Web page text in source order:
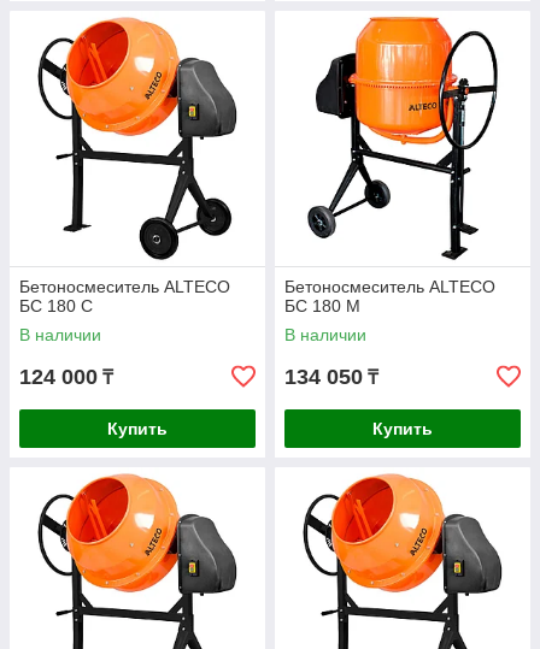
Бетоносмеситель ALTECO
БС 180 С
В наличии
124 000 ₸
Купить
Бетоносмеситель ALTECO
БС 180 М
В наличии
134 050 ₸
Купить